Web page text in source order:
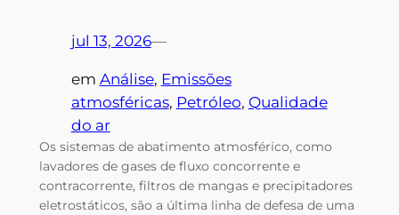
jul 13, 2026—
em Análise, Emissões
atmosféricas, Petróleo, Qualidade
do ar
Os sistemas de abatimento atmosférico, como
lavadores de gases de fluxo concorrente e
contracorrente, filtros de mangas e precipitadores
eletrostáticos, são a última linha de defesa de uma